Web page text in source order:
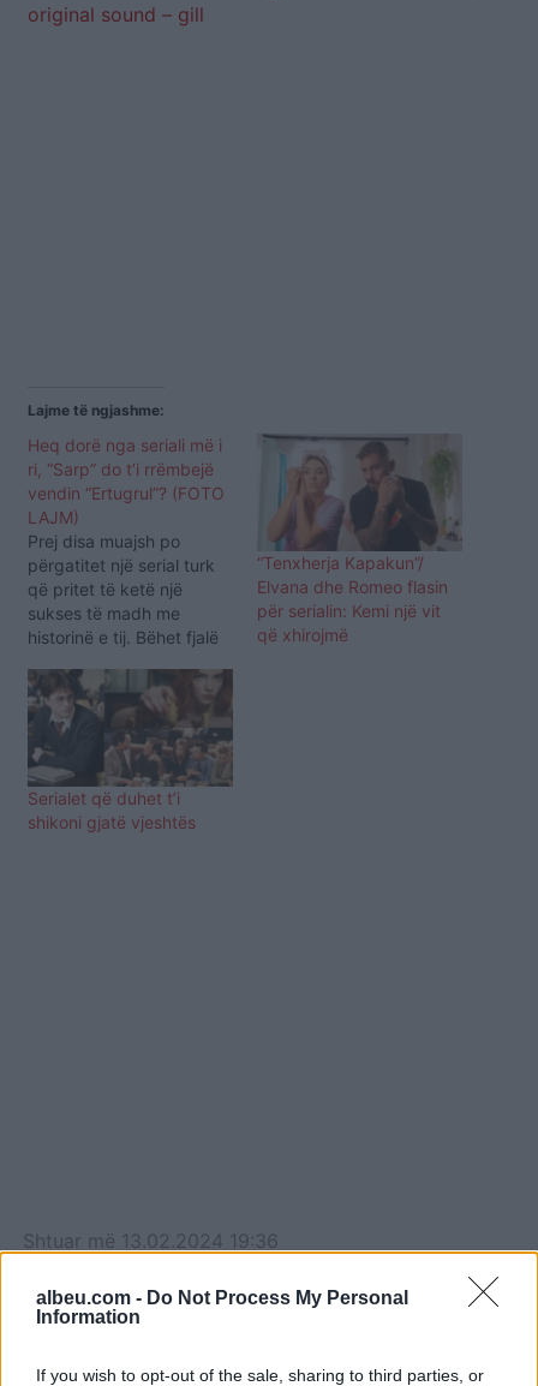
albeu.com - Do Not Process My Personal
Information
If you wish to opt-out of the sale, sharing to third parties, or
original sound – gill
Lajme të ngjashme:
Heq dorë nga seriali më i
ri, “Sarp” do t’i rrëmbejë
vendin “Ertugrul”? (FOTO
LAJM)
Prej disa muajsh po
përgatitet një serial turk
që pritet të ketë një
sukses të madh me
historinë e tij. Bëhet fjalë
në rol kryesor do të
shfaqej aktori i njohur
Çagatay Ulusoy. Ky i
fundit bëri shumë
parapërgatitje për këtë
serial duke shtuar disa
kilogramë…
“Tenxherja Kapakun”/
Elvana dhe Romeo flasin
për serialin: Kemi një vit
që xhirojmë
Serialet që duhet t’i
shikoni gjatë vjeshtës
Shtuar më 13.02.2024 19:36
Tik Tok